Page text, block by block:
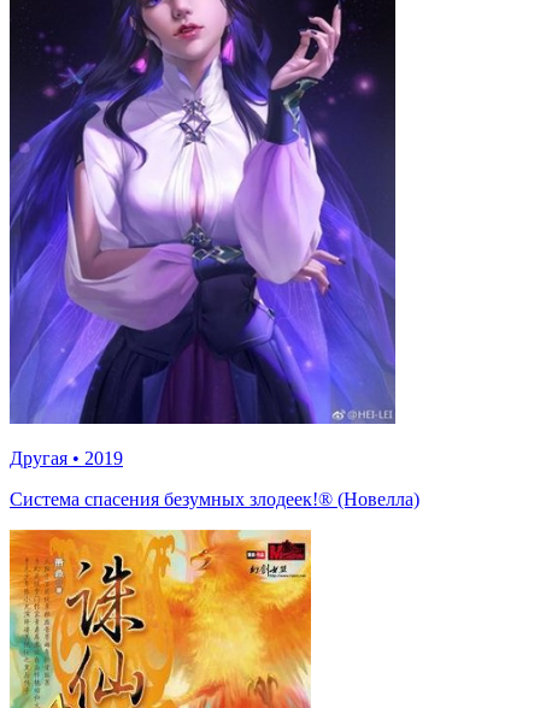
Другая • 2019
Система спасения безумных злодеек!® (Новелла)